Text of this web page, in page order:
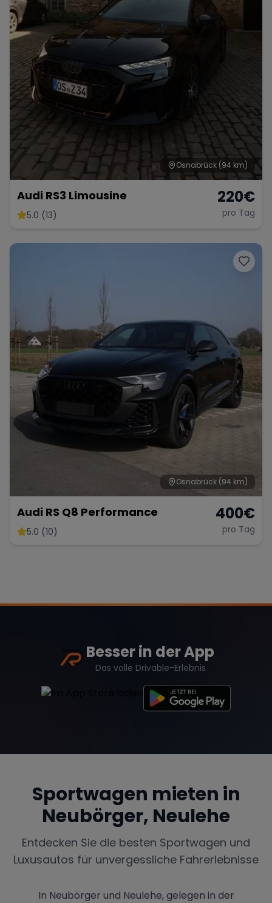
Osnabrück (94 km)
Audi RS3 Limousine
5.0 (13)
220€
pro Tag
Osnabrück (94 km)
Audi RS Q8 Performance
5.0 (10)
400€
pro Tag
Besser in der App
Das volle Drivable-Erlebnis
Sportwagen mieten in
Neubörger, Neulehe
Entdecken Sie die besten Sportwagen und
Luxusautos für unvergessliche Fahrerlebnisse
In Neubörger und Neulehe, gelegen in der